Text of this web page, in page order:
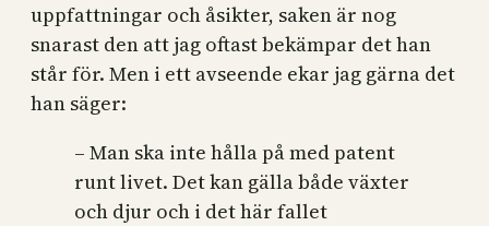
uppfattningar och åsikter, saken är nog
snarast den att jag oftast bekämpar det han
står för. Men i ett avseende ekar jag gärna det
han säger:
– Man ska inte hålla på med patent
runt livet. Det kan gälla både växter
och djur och i det här fallet